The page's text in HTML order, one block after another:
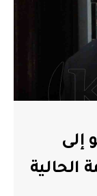
إلى
الحالية